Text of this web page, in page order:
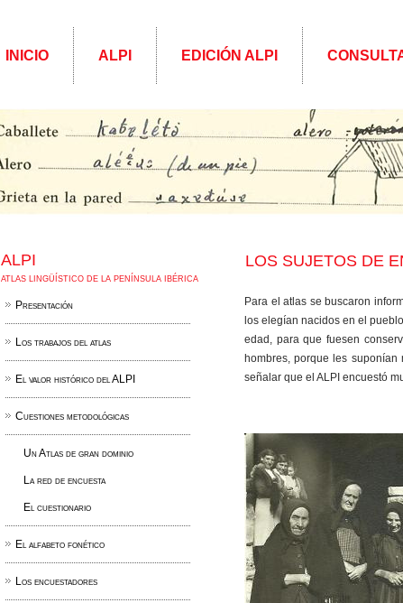
INICIO ALPI EDICIÓN ALPI
ALPI
ATLAS LINGÜÍSTICO DE LA PENÍNSULA IBÉRICA
Presentación
Los trabajos del atlas
El valor histórico del ALPI
Cuestiones metodológicas
Un Atlas de gran dominio
La red de encuesta
El cuestionario
El alfabeto fonético
Los encuestadores
LOS SUJETOS DE
Para el atlas se buscaron
los elegían nacidos en el
edad, para que fuesen
hombres, porque les
señalar que el ALPI encuestó